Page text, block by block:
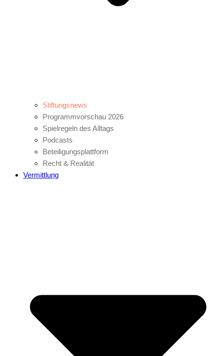
Stiftungsnews
Programmvorschau 2026
Spielregeln des Alltags
Podcasts
Beteiligungsplattform
Recht & Realität
Vermittlung